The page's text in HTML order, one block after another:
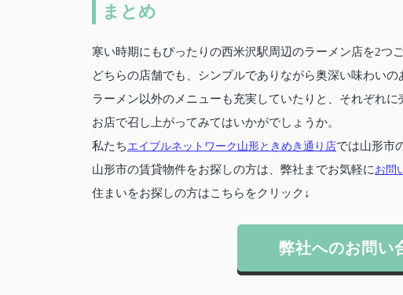
まとめ
寒い時期にもぴったりの西米沢駅周辺のラーメン店を2つ
どちらの店舗でも、シンプルでありながら奥深い味わいの
ラーメン以外のメニューも充実していたりと、それぞれ
お店で召し上がってみてはいかがでしょうか。
私たちエイブルネットワーク山形ときめき通り店では山形市
山形市の賃貸物件をお探しの方は、弊社までお気軽にお問
住まいをお探しの方はこちらをクリック↓
弊社へのお問い